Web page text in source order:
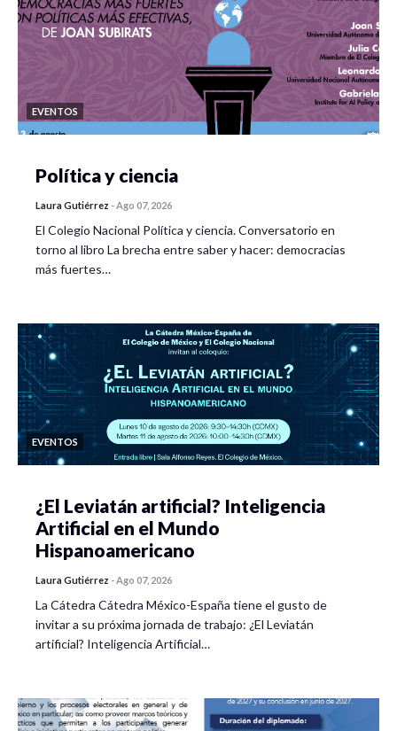
EVENTOS
Política y ciencia
Laura Gutiérrez -Ago 07, 2026
El Colegio Nacional Política y ciencia. Conversatorio en
torno al libro La brecha entre saber y hacer: democracias
más fuertes…
EVENTOS
¿El Leviatán artificial? Inteligencia
Artificial en el Mundo
Hispanoamericano
Laura Gutiérrez -Ago 07, 2026
La Cátedra Cátedra México-España tiene el gusto de
invitar a su próxima jornada de trabajo: ¿El Leviatán
artificial? Inteligencia Artificial…